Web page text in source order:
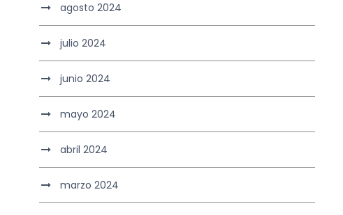
agosto 2024
julio 2024
junio 2024
mayo 2024
abril 2024
marzo 2024